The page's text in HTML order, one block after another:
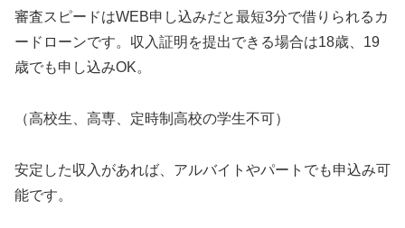
審査スピードはWEB申し込みだと最短3分で借りられるカ
ードローンです。収入証明を提出できる場合は18歳、19
歳でも申し込みOK。
（高校生、高専、定時制高校の学生不可）
安定した収入があれば、アルバイトやパートでも申込み可
能です。